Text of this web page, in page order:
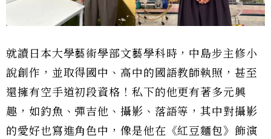
就讀日本大學藝術學部文藝學科時，中島步主修小
說創作，並取得國中、高中的國語教師執照，甚至
還擁有空手道初段資格！私下的他更有著多元興
趣，如釣魚、彈吉他、攝影、落語等，其中對攝影
的愛好也寫進角色中，像是他在《紅豆麵包》飾演